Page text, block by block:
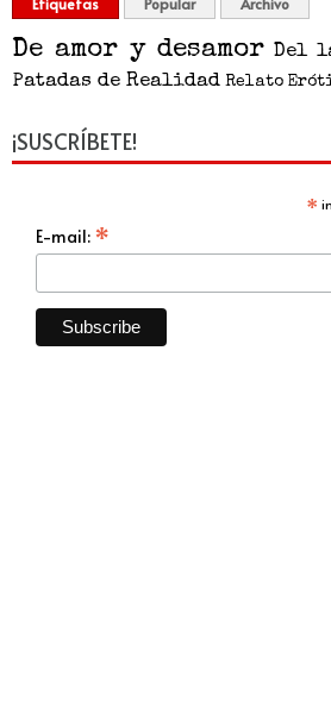
De amor y desamor Del
Patadas de Realidad Relato
¡SUSCRÍBETE!
*
E-mail: *